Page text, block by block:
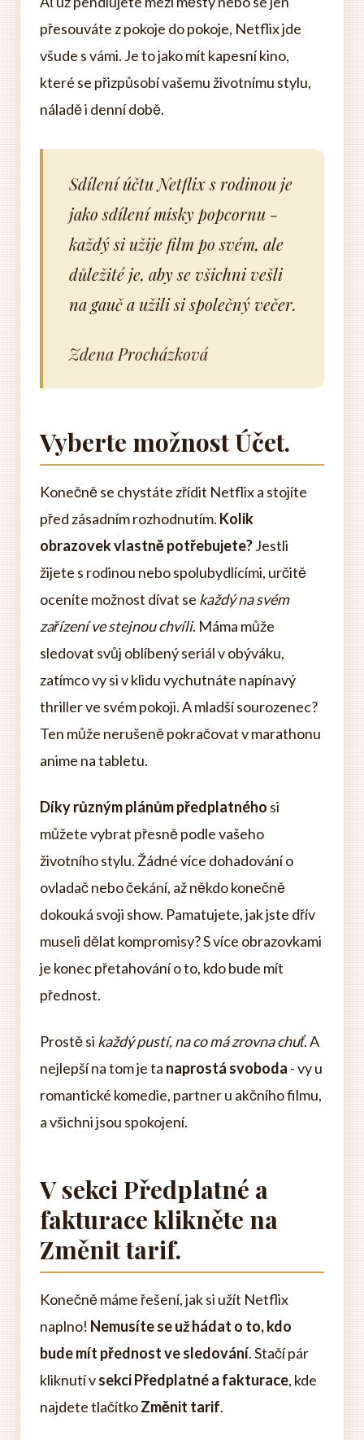
přesouváte z pokoje do pokoje, Netflix jde
všude s vámi. Je to jako mít kapesní kino,
které se přizpůsobí vašemu životnímu stylu,
náladě i denní době.
Sdílení účtu Netflix s rodinou je
jako sdílení misky popcornu -
každý si užije film po svém, ale
důležité je, aby se všichni vešli
na gauč a užili si společný večer.
Zdena Procházková
Vyberte možnost Účet.
Konečně se chystáte zřídit Netflix a stojíte
před zásadním rozhodnutím. Kolik
obrazovek vlastně potřebujete?Jestli
žijete s rodinou nebo spolubydlícími, určitě
oceníte možnost dívat se každý na svém
zařízení ve stejnou chvíli. Máma může
sledovat svůj oblíbený seriál v obýváku,
zatímco vy si v klidu vychutnáte napínavý
thriller ve svém pokoji. A mladší sourozenec?
Ten může nerušeně pokračovat v marathonu
anime na tabletu.
Díky různým plánům předplatného si
můžete vybrat přesně podle vašeho
životního stylu. Žádné více dohadování o
ovladač nebo čekání, až někdo konečně
dokouká svoji show. Pamatujete, jak jste dřív
museli dělat kompromisy? S více obrazovkami
je konec přetahování o to, kdo bude mít
přednost.
Prostě si každý pustí, na co má zrovna chuť. A
nejlepší na tom je ta naprostá svoboda - vy u
romantické komedie, partner u akčního filmu,
a všichni jsou spokojení.
V sekci Předplatné a
fakturace klikněte na
Změnit tarif.
Konečně máme řešení, jak si užít Netflix
naplno! Nemusíte se už hádat o to, kdo
bude mít přednost ve sledování. Stačí pár
kliknutí vsekci Předplatné a fakturace, kde
najdete tlačítkoZměnit tarif.